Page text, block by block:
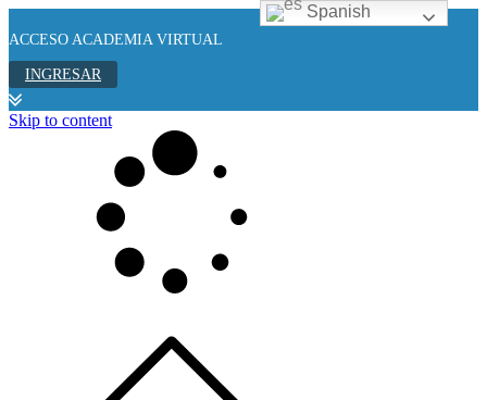
ACCESO ACADEMIA VIRTUAL
INGRESAR
Skip to content
Spanish